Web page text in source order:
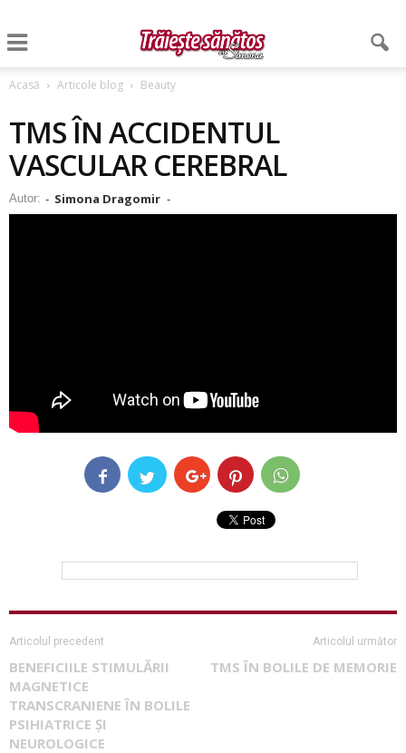
Acasă Articole blog Beauty
TMS ÎN ACCIDENTUL
VASCULAR CEREBRAL
Autor: - Simona Dragomir -
Articolul precedent
BENEFICIILE STIMULĂRII
MAGNETICE
TRANSCRANIENE ÎN BOLILE
PSIHIATRICE ȘI
NEUROLOGICE
Articolul următor
TMS ÎN BOLILE DE MEMORIE